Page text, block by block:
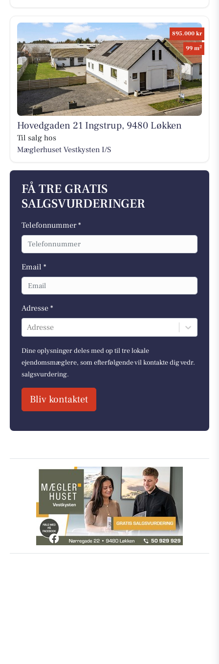
895.000 kr
99 m2
Hovedgaden 21 Ingstrup, 9480 Løkken
Til salg hos
Mæglerhuset Vestkysten I/S
FÅ TRE GRATIS
SALGSVURDERINGER
Telefonnummer *
Email *
Adresse *
Adresse
Dine oplysninger deles med op til tre lokale
ejendomsmæglere, som efterfølgende vil kontakte dig vedr.
salgsvurdering.
Bliv kontaktet